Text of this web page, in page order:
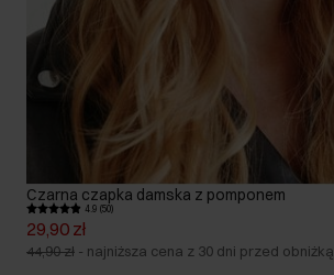
Czarna czapka damska z pomponem
4.9 (50)
29,90 zł
44,90 zł - najniższa cena z 30 dni przed obniżką